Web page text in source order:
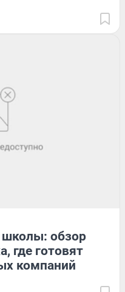
школы: обзор
где готовят
компаний